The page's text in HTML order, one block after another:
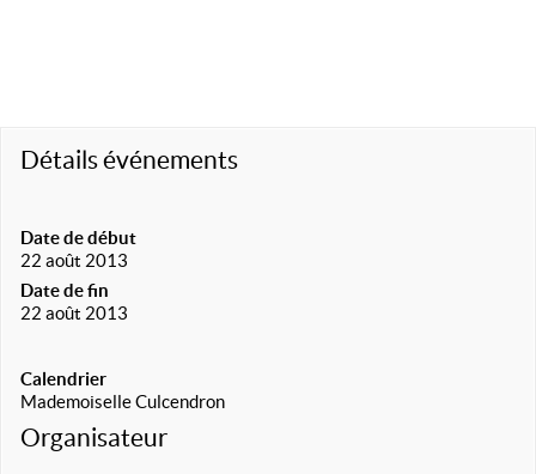
Détails événements
Date de début
22 août 2013
Date de fin
22 août 2013
Calendrier
Mademoiselle Culcendron
Organisateur